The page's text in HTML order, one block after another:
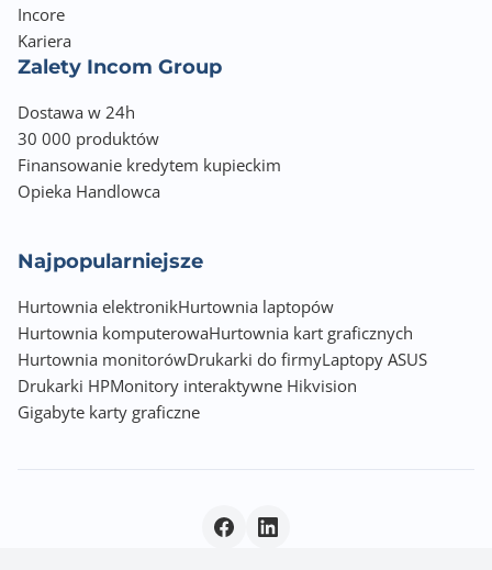
Incore
Kariera
Zalety Incom Group
Dostawa w 24h
30 000 produktów
Finansowanie kredytem kupieckim
Opieka Handlowca
Najpopularniejsze
Hurtownia elektronikHurtownia laptopów
Hurtownia komputerowaHurtownia kart graficznych
Hurtownia monitorówDrukarki do firmyLaptopy ASUS
Drukarki HPMonitory interaktywne Hikvision
Gigabyte karty graficzne